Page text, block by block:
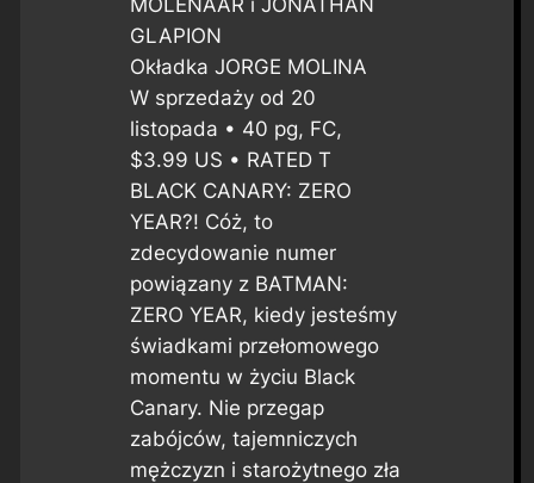
GLAPION
Okładka JORGE MOLINA
W sprzedaży od 20
listopada • 40 pg, FC,
$3.99 US • RATED T
BLACK CANARY: ZERO
YEAR?! Cóż, to
zdecydowanie numer
powiązany z BATMAN:
ZERO YEAR, kiedy jesteśmy
świadkami przełomowego
momentu w życiu Black
Canary. Nie przegap
zabójców, tajemniczych
mężczyzn i starożytnego zła